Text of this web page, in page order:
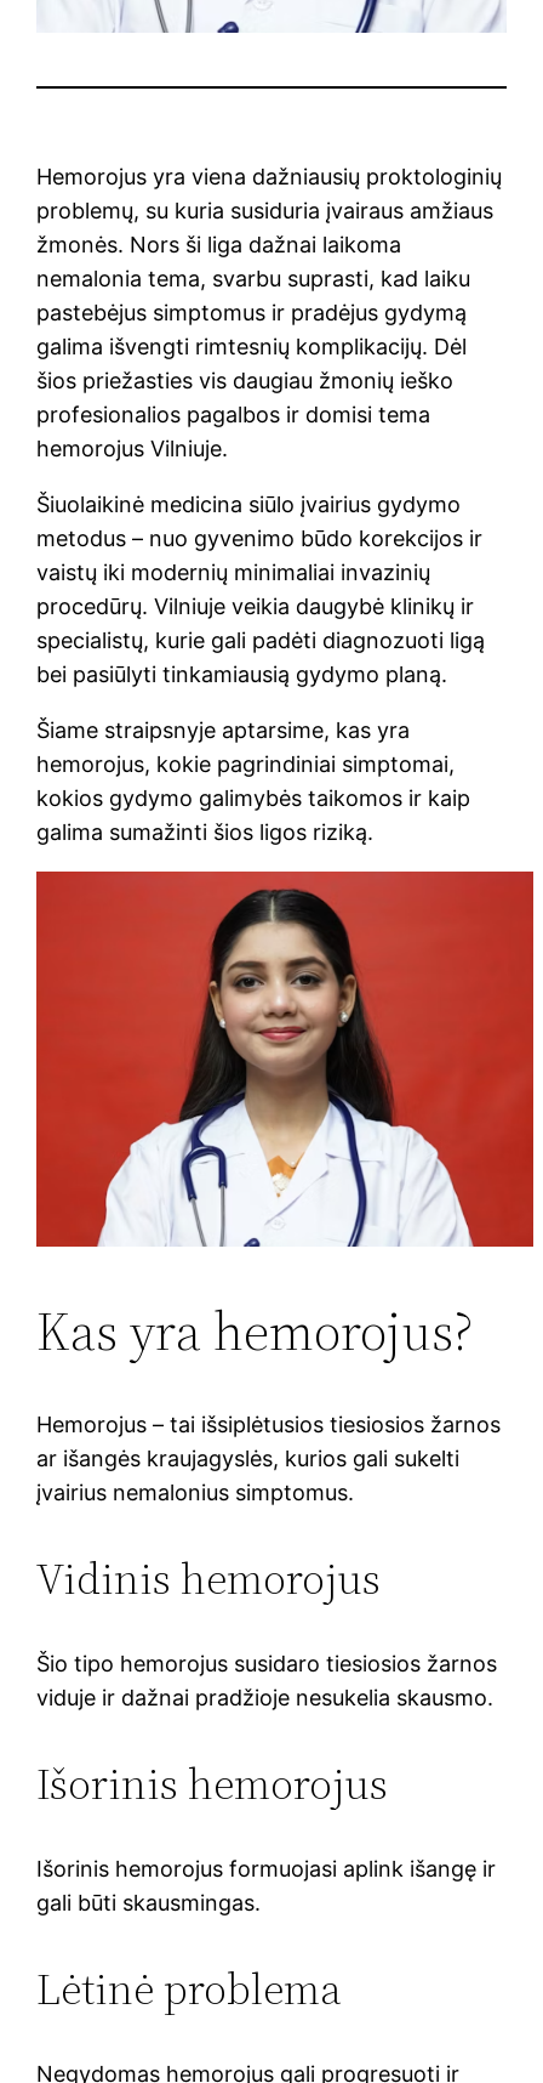
Hemorojus yra viena dažniausių proktologinių
problemų, su kuria susiduria įvairaus amžiaus
žmonės. Nors ši liga dažnai laikoma
nemalonia tema, svarbu suprasti, kad laiku
pastebėjus simptomus ir pradėjus gydymą
galima išvengti rimtesnių komplikacijų. Dėl
šios priežasties vis daugiau žmonių ieško
profesionalios pagalbos ir domisi tema
hemorojus Vilniuje.
Šiuolaikinė medicina siūlo įvairius gydymo
metodus – nuo gyvenimo būdo korekcijos ir
vaistų iki modernių minimaliai invazinių
procedūrų. Vilniuje veikia daugybė klinikų ir
specialistų, kurie gali padėti diagnozuoti ligą
bei pasiūlyti tinkamiausią gydymo planą.
Šiame straipsnyje aptarsime, kas yra
hemorojus, kokie pagrindiniai simptomai,
kokios gydymo galimybės taikomos ir kaip
galima sumažinti šios ligos riziką.
Kas yra hemorojus?
Hemorojus – tai išsiplėtusios tiesiosios žarnos
ar išangės kraujagyslės, kurios gali sukelti
įvairius nemalonius simptomus.
Vidinis hemorojus
Šio tipo hemorojus susidaro tiesiosios žarnos
viduje ir dažnai pradžioje nesukelia skausmo.
Išorinis hemorojus
Išorinis hemorojus formuojasi aplink išangę ir
gali būti skausmingas.
Lėtinė problema
Negydomas hemorojus gali progresuoti ir